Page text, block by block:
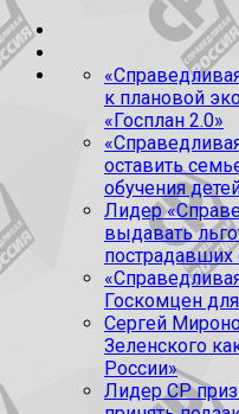
к плановой
«Госплан 2.0»
оставить
обучения
Лидер
выдавать
пострадавших
Госкомцен
Сергей
Зеленского
России»
Лидер СР